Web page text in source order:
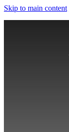
Skip to main content